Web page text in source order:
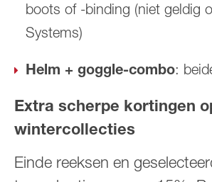
boots of -binding (niet geldig
Systems)
Helm + goggle-combo:
Extra scherpe kortingen
wintercollecties
Einde reeksen en